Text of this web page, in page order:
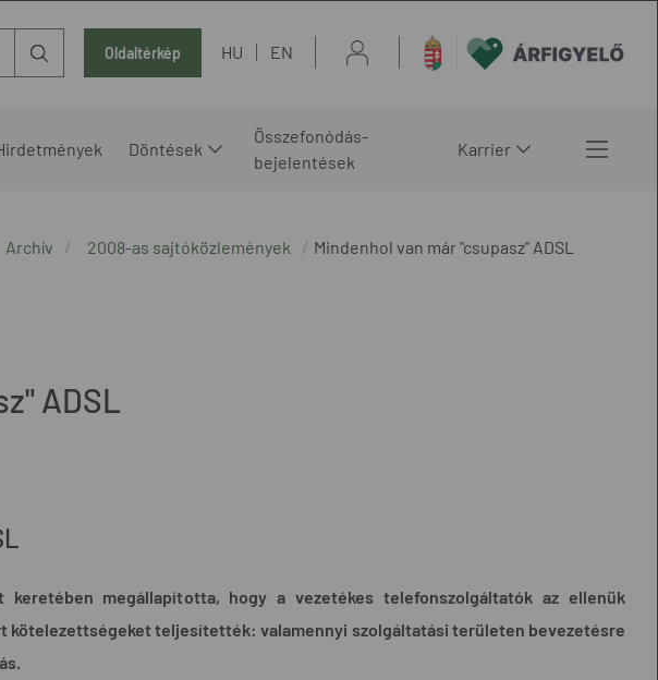
Oldaltérkép HU EN
Döntések
Összefonódás-
bejelentések
Karrier
Archív 2008-as sajtóközlemények
Mindenhol van már "csupasz" ADSL
ADSL
keretében megállapította, hogy a vezetékes telefonszolgáltatók az ellenük
teljesítették: valamennyi szolgáltatási területen bevezetésre